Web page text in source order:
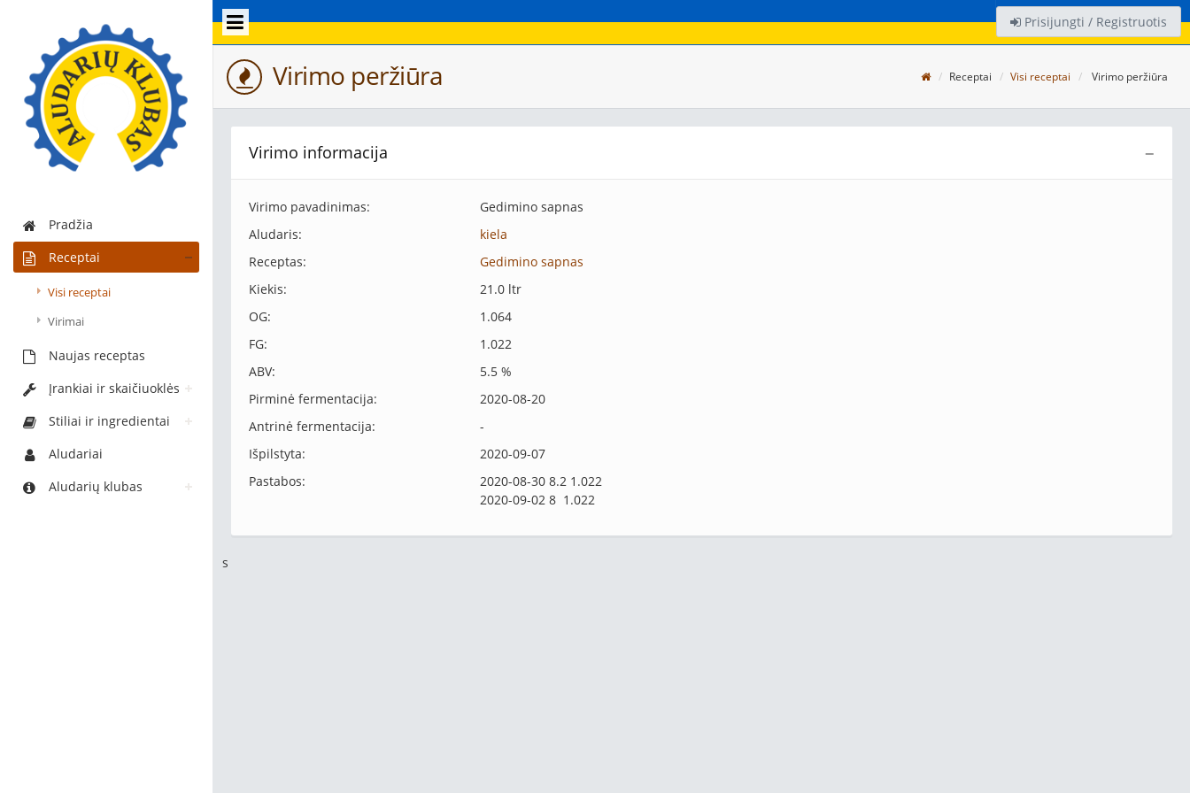
Pradžia
Receptai
Visi receptai
Virimai
Naujas receptas
Įrankiai ir skaičiuoklės
Stiliai ir ingredientai
Aludariai
Aludarių klubas
Prisijungti / Registruotis
Virimo peržiūra Receptai Visi receptai Virimo peržiūra
−
Virimo informacija
Virimo pavadinimas:
Gedimino sapnas
Aludaris:
kiela
Receptas:
Gedimino sapnas
Kiekis:
21.0 ltr
OG:
1.064
FG:
1.022
ABV:
5.5 %
Pirminė fermentacija:
2020-08-20
Antrinė fermentacija:
-
Išpilstyta:
2020-09-07
Pastabos:
2020-08-30 8.2 1.022
2020-09-02 8 1.022
s